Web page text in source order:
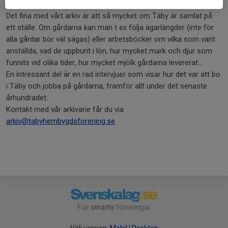
Det fina med vårt arkiv är att så mycket om Täby är samlat på
ett ställe. Om gårdarna kan man t ex följa ägarlängder (inte för
alla gårdar bör väl sägas) eller arbetsböcker om vilka som varit
anställda, vad de uppburit i lön, hur mycket mark och djur som
funnits vid olika tider, hur mycket mjölk gårdarna levererat…
En intressant del är en rad intervjuer som visar hur det var att bo
i Täby och jobba på gårdarna, framför allt under det senaste
århundradet.
Kontakt med vår arkivarie får du via
arkiv@tabyhembygdsforening.se
För smarta föreningar